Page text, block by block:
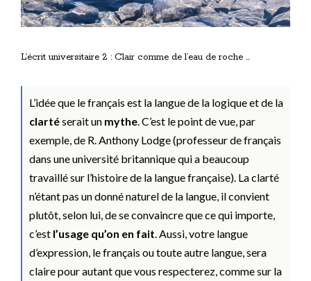
L’écrit universitaire 2 : Clair comme de l’eau de roche …
L’idée que le français est la langue de la logique et de la
clartéserait un mythe. C’est le point de vue, par
exemple, de R. Anthony Lodge (professeur de français
dans une université britannique qui a beaucoup
travaillé sur l’histoire de la langue française). La clarté
n’étant pas un donné naturel de la langue, il convient
plutôt, selon lui, de se convaincre que ce qui importe,
c’est l’usage qu’on en fait. Aussi, votre langue
d’expression, le français ou toute autre langue, sera
claire pour autant que vous respecterez, comme sur la